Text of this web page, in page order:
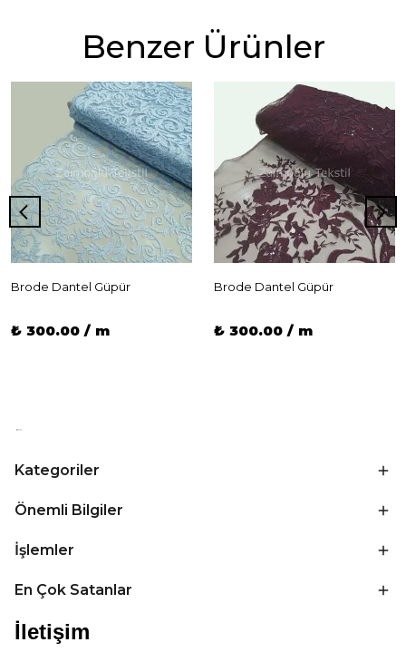
Benzer Ürünler
Brode Dantel Güpür
₺ 300.00 / m
Brode Dantel Güpür
₺ 300.00 / m
Kategoriler
Önemli Bilgiler
İşlemler
En Çok Satanlar
İletişim